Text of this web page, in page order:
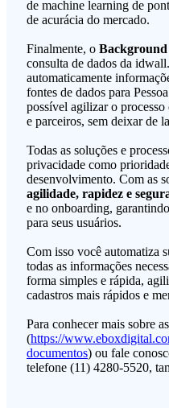
de machine learning de
de acurácia do mercado.
Finalmente, o
consulta de dados da
automaticamente
fontes de dados para
possível agilizar o
e parceiros, sem deixar de
Todas as soluções e
privacidade como
desenvolvimento. Com as
agilidade, rapidez e
e no onboarding,
para seus usuários.
Com isso você automatiza
todas as informações
forma simples e rápida,
cadastros mais rápidos e
Para conhecer mais sobre
(https://
documentos) ou fale
telefone (11) 4280-5520,